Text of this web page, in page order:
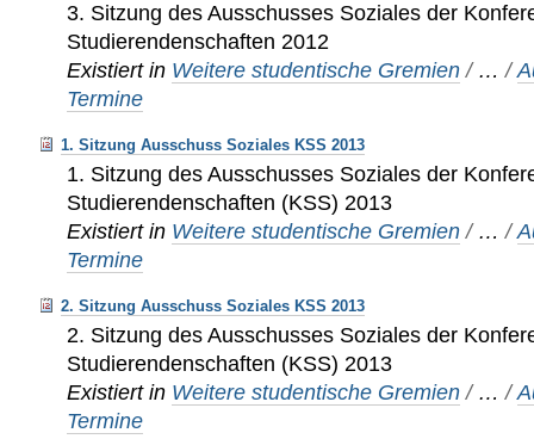
3. Sitzung des Ausschusses Soziales der
Studierendenschaften 2012
Existiert in Weitere studentische Gremien / …/
Termine
1. Sitzung Ausschuss Soziales KSS 2013
1. Sitzung des Ausschusses Soziales der
Studierendenschaften (KSS) 2013
Existiert in Weitere studentische Gremien / …/
Termine
2. Sitzung Ausschuss Soziales KSS 2013
2. Sitzung des Ausschusses Soziales der
Studierendenschaften (KSS) 2013
Existiert in Weitere studentische Gremien / …/
Termine